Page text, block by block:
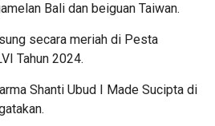
Bali dan beiguan Taiwan.
secara meriah di Pesta
Tahun 2024.
Shanti Ubud I Made Sucipta di